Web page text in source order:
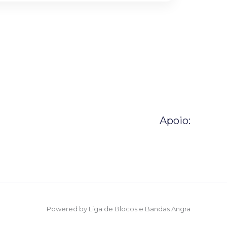
Apoio:
Powered by Liga de Blocos e Bandas Angra